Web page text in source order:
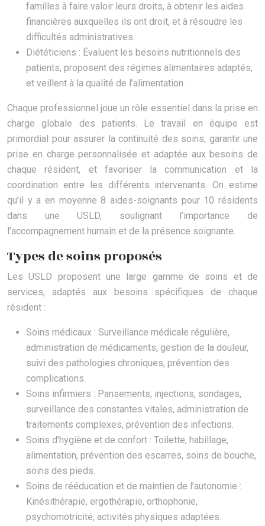
familles à faire valoir leurs droits, à obtenir les aides
financières auxquelles ils ont droit, et à résoudre les
difficultés administratives.
Diététiciens : Évaluent les besoins nutritionnels des
patients, proposent des régimes alimentaires adaptés,
et veillent à la qualité de l’alimentation.
Chaque professionnel joue un rôle essentiel dans la prise en
charge globale des patients. Le travail en équipe est
primordial pour assurer la continuité des soins, garantir une
prise en charge personnalisée et adaptée aux besoins de
chaque résident, et favoriser la communication et la
coordination entre les différents intervenants. On estime
qu’il y a en moyenne 8 aides-soignants pour 10 résidents
dans une USLD, soulignant l’importance de
l’accompagnement humain et de la présence soignante.
Types de soins proposés
Les USLD proposent une large gamme de soins et de
services, adaptés aux besoins spécifiques de chaque
résident :
Soins médicaux : Surveillance médicale régulière,
administration de médicaments, gestion de la douleur,
suivi des pathologies chroniques, prévention des
complications.
Soins infirmiers : Pansements, injections, sondages,
surveillance des constantes vitales, administration de
traitements complexes, prévention des infections.
Soins d’hygiène et de confort : Toilette, habillage,
alimentation, prévention des escarres, soins de bouche,
soins des pieds.
Soins de rééducation et de maintien de l’autonomie :
Kinésithérapie, ergothérapie, orthophonie,
psychomotricité, activités physiques adaptées.